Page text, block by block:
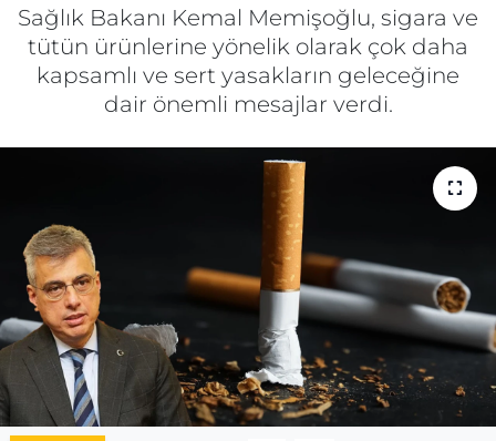
Sağlık Bakanı Kemal Memişoğlu, sigara ve
tütün ürünlerine yönelik olarak çok daha
kapsamlı ve sert yasakların geleceğine
dair önemli mesajlar verdi.
SAĞLIK
EĞİTİM
ESKİŞEHİRSPOR
Haber Arşivi